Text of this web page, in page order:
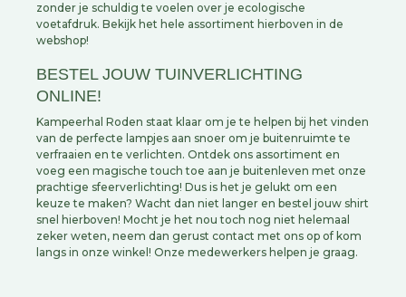
zonder je schuldig te voelen over je ecologische
voetafdruk. Bekijk het hele assortiment hierboven in de
webshop!
BESTEL JOUW TUINVERLICHTING
ONLINE!
Kampeerhal Roden staat klaar om je te helpen bij het vinden
van de perfecte lampjes aan snoer om je buitenruimte te
verfraaien en te verlichten. Ontdek ons assortiment en
voeg een magische touch toe aan je buitenleven met onze
prachtige sfeerverlichting! Dus is het je gelukt om een
keuze te maken? Wacht dan niet langer en bestel jouw shirt
snel hierboven! Mocht je het nou toch nog niet helemaal
zeker weten, neem dan gerust contact met ons op of kom
langs in onze winkel! Onze medewerkers helpen je graag.